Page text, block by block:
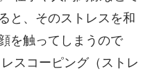
と、そのストレスを和
を触ってしまうので
スコーピング（ストレ